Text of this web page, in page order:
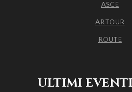
ASCE
ARTOUR
ROUTE
ULTIMI